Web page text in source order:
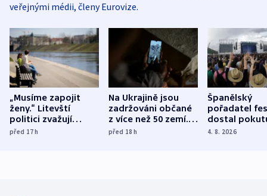
veřejnými médii, členy Eurovize.
„Musíme zapojit
ženy.“ Litevští
politici zvažují
dohodu o
před 17h
Na Ukrajině jsou
zadržováni občané
z více než 50 zemí.
Bojovali na straně
před 18h
Španělský
pořadatel
dostal
nekalé
4. 8. 2026